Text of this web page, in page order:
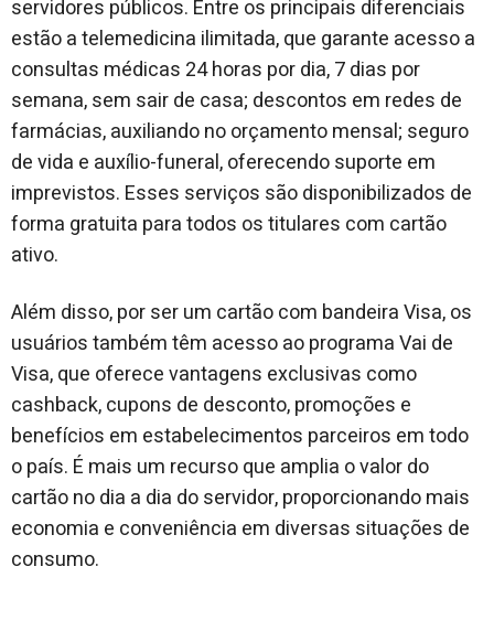
servidores públicos. Entre os principais diferenciais
estão a telemedicina ilimitada, que garante acesso a
consultas médicas 24 horas por dia, 7 dias por
semana, sem sair de casa; descontos em redes de
farmácias, auxiliando no orçamento mensal; seguro
de vida e auxílio-funeral, oferecendo suporte em
imprevistos. Esses serviços são disponibilizados de
forma gratuita para todos os titulares com cartão
ativo.
Além disso, por ser um cartão com bandeira Visa, os
usuários também têm acesso ao programa Vai de
Visa, que oferece vantagens exclusivas como
cashback, cupons de desconto, promoções e
benefícios em estabelecimentos parceiros em todo
o país. É mais um recurso que amplia o valor do
cartão no dia a dia do servidor, proporcionando mais
economia e conveniência em diversas situações de
consumo.